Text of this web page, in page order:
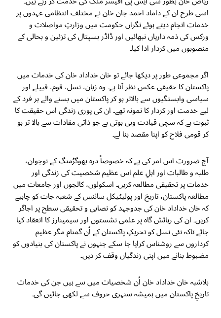
اسی طرح ان کے داماد احمد جان خان نے مختلف انتظامی عہدوں پر
خدمات انجام دیتے ہوئے نگراں حکومت میں وزارتِ مواصلات و
ورکس کی ذمہ داریاں نبھائیں اور ڈاڈر ہسپتال کی تزئین و بحالی کے
منصوبوں میں کردار ادا کیا۔
اگر مجموعی طور پر دیکھا جائے تو خان خداداد خان کی خدمات میں
پاکستان کا حقیقی عکس نظر آتا ہے۔ وہ زبان، نسل، قوم، قبیلے اور
سیاسی وابستگیوں سے بالاتر ہو کر پاکستان میں بسنے والے ہر فرد کے
لیے خدمت اور کردار کا نمونہ تھے۔ ان کی پوری زندگی اس حقیقت کا
ثبوت ہے کہ سچی قیادت وہی ہوتی ہے جو ذاتی مفادات سے بالا تر ہو
کر قومی فلاح کو اپنا مقصد بنا لے۔
آج ضرورت اس امر کی ہے کہ خصوصاً درہ بھوگڑمنگ کے نوجوان،
طلبہ و طالبات اور اہلِ علم اس عظیم شخصیت کی زندگی اور
خدمات پر تحقیقی مطالعہ کریں۔ اسکولوں، کالجوں اور جامعات میں
مطالعہ پاکستان، تاریخ اور پولیٹیکل سائنس کے شعبہ جات کو چاہیے
کہ خان خداداد خان کی جدوجہد کو نصابی و تحقیقی سطح پر اجاگر
کریں۔ ان کی رہائش گاہ پر علمی نشستوں اور سیمینارز کا انعقاد کیا
جائے تاکہ نئی نسل کو تحریکِ پاکستان کے اُن گمنام مگر عظیم
کرداروں سے روشناس کرایا جا سکے جنہوں نے پاکستان کی بنیادوں کو
مضبوط بنانے میں اپنی زندگیاں وقف کر دیں۔
بلاشبہ خان خداداد خان اُن شخصیات میں سے ہیں جن کی خدمات
تاریخِ پاکستان میں ہمیشہ سنہری حروف سے لکھی جائیں گی۔